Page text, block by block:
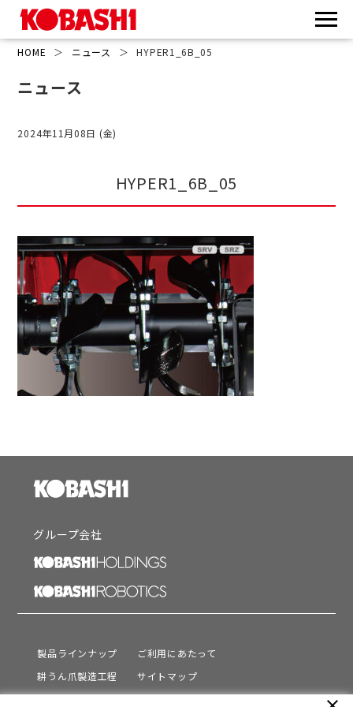
HOME ＞ ニュース ＞ HYPER1_6B_05
ニュース
2024年11月08日 (金)
HYPER1_6B_05
グループ会社
製品ラインナップ
耕うん爪製造工程
サポート
ご利用にあたって
サイトマップ
プライバシーポリシー